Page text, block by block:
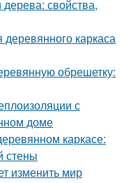
свойства,
каркаса
обрешетку:
с
доме
каркасе:
стены
изменить мир